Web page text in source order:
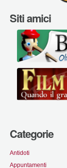
Siti amici
Categorie
Antidoti
Appuntamenti